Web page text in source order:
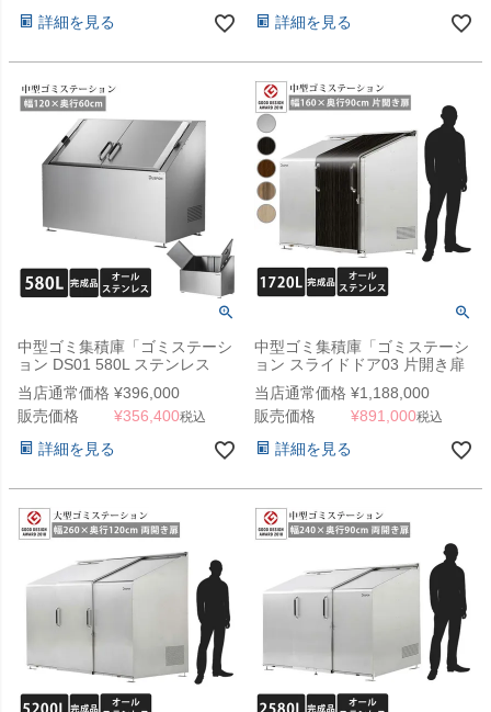
詳細を見る 詳細を見る
中型ゴミ集積庫「ゴミステーシ
ョン DS01 580L ステンレス
W1200×D600×1000mm」
（YHC）
当店通常価格 ¥396,000
販売価格
¥356,400税込
詳細を見る
中型ゴミ集積庫「ゴミステーシ
ョン スライドドア03 片開き扉
ステンレス 1720L」 ※法人宛
配送限定（SN）
当店通常価格 ¥1,188,000
販売価格
¥891,000税込
詳細を見る